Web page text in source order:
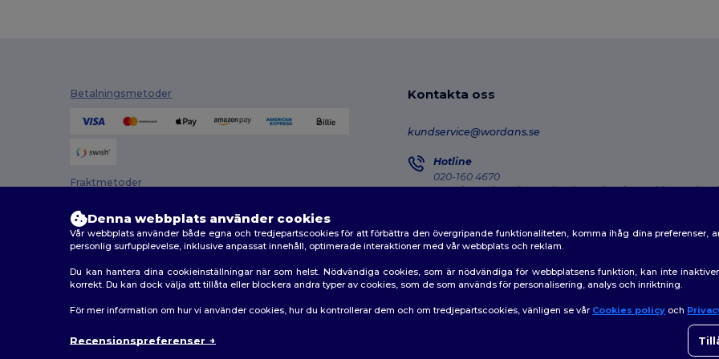
Betalningsmetoder
Fraktmetoder
Kontakta oss
kundservice@wordans.se
Hotline
020-160 4670
Monday - Thursday : 10h-13h & 14h-17h30 Friday : 10h-
2026. Alla rättigheter förbehållna
Denna webbplats använder cookies
Vår webbplats använder både egna och tredjepartscookies för att förbättra den övergripande funktionaliteten, komma ihåg dina preferenser,
personlig surfupplevelse, inklusive anpassat innehåll, optimerade interaktioner med vår webbplats och reklam.
Du kan hantera dina cookieinställningar när som helst. Nödvändiga cookies, som är nödvändiga för webbplatsens funktion, kan inte
korrekt. Du kan dock välja att tillåta eller blockera andra typer av cookies, som de som används för personalisering, analys och inriktning.
För mer information om hur vi använder cookies, hur du kontrollerar dem och om tredjepartscookies, vänligen se vår Cookies policy och
Recensionspreferenser
👋
Om